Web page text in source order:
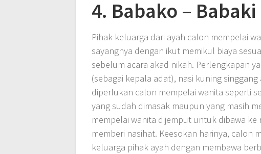
4. Babako –
Pihak keluarga dari ayah calon mempelai
sayangnya dengan ikut memikul biaya
sebelum acara akad nikah. Perlengkapan
(sebagai kepala adat), nasi kuning
diperlukan calon mempelai wanita seperti
yang sudah dimasak maupun yang masih
mempelai wanita dijemput untuk dibawa
memberi nasihat. Keesokan harinya, calon
keluarga pihak ayah dengan membawa